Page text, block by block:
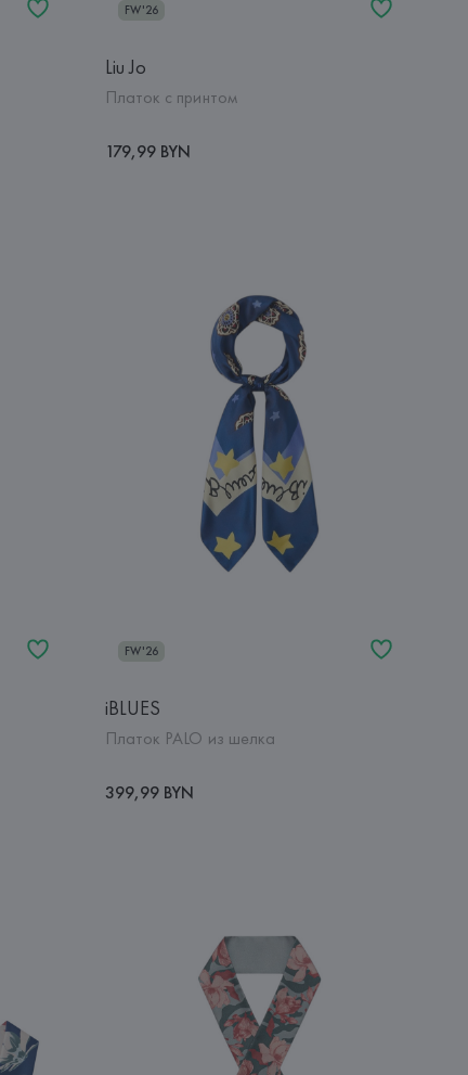
FW'26
Liu Jo
Платок с принтом
179,99 BYN
FW'26
iBLUES
Платок PALO из шелка
399,99 BYN